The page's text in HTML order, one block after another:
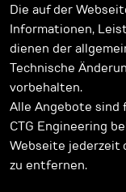
Die auf der
Informationen,
dienen der
Technische
vorbehalten.
Alle Angebote sind
CTG Engineering
Webseite jederzeit
zu entfernen.